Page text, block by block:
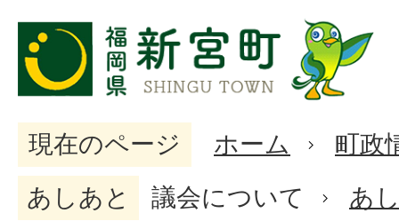
現在のページ ホーム
町政
あしあと
議会について あ